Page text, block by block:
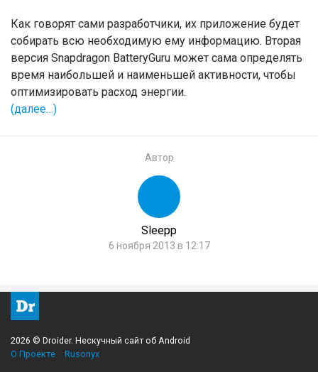
Как говорят сами разработчики, их приложение будет
собирать всю необходимую ему информацию. Вторая
версия Snapdragon BatteryGuru может сама определять
время наибольшей и наименьшей активности, чтобы
оптимизировать расход энергии.
(далее…)
Автор
Sleepp
6 ноября 2013 в 12:17
2026 © Droider. Нескучный сайт об Android
О Проекте
Rusonyx